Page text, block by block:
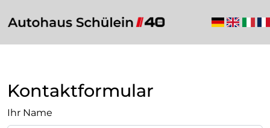
Kontaktformular
Ihr Name